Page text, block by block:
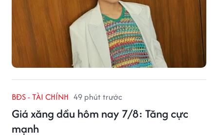
BĐS - TÀI CHÍNH 49 phút trước
Giá xăng dầu hôm nay 7/8: Tăng cực
mạnh